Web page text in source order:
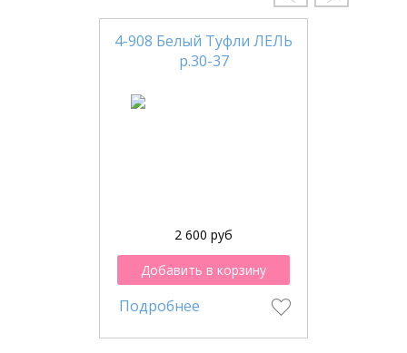
4-908 Белый Туфли ЛЕЛЬ
р.30-37
2 600 руб
Добавить в корзину
Подробнее